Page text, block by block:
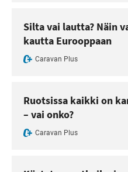
Silta vai lautta? Näin
kautta Eurooppaan
Caravan Plus
Ruotsissa kaikki on
– vai onko?
Caravan Plus